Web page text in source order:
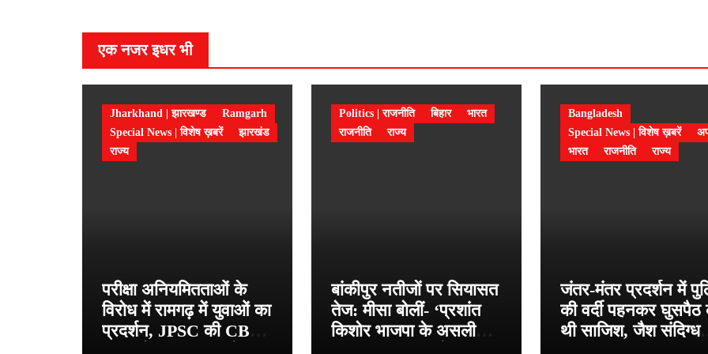
एक नजर इधर भी
Jharkhand | झारखण्ड
Ramgarh
Special News | विशेष ख़बरें
झारखंड
राज्य
परीक्षा अनियमितताओं के
विरोध में रामगढ़ में युवाओं का
प्रदर्शन, JPSC की CBI
Politics | राजनीति बिहार
भारत
राजनीति
राज्य
बांकीपुर नतीजों पर सियासत
तेज: मीसा बोलीं- ‘प्रशांत
किशोर भाजपा के असली
Bangladesh
Special News | विशेष ख़बरें
भारत
राजनीति राज्य
जंतर-मंतर प्रदर्शन में
की वर्दी पहनकर घुसपैठ
थी साजिश, जैश संदिग्ध